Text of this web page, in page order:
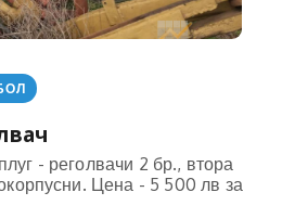
- реголвачи 2 бр., втора
Цена - 5 500 лв за